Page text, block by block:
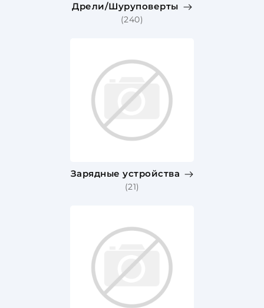
Дрели/Шуруповерты
(240)
Зарядные устройства
(21)